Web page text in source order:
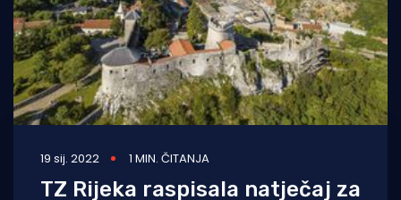
19 sij. 2022 1 MIN. ČITANJA
TZ Rijeka raspisala natječaj za